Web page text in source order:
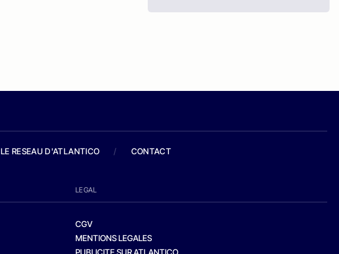
LE RESEAU D'ATLANTICO / CONTACT
LEGAL
CGV
MENTIONS LEGALES
PUBLICITE SUR ATLANTICO